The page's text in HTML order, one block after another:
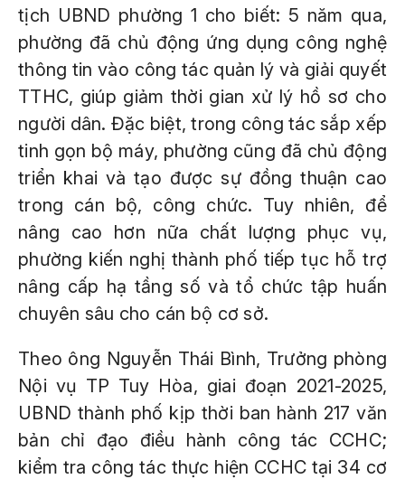
tịch UBND phường 1 cho biết: 5 năm qua,
phường đã chủ động ứng dụng công nghệ
thông tin vào công tác quản lý và giải quyết
TTHC, giúp giảm thời gian xử lý hồ sơ cho
người dân. Đặc biệt, trong công tác sắp xếp
tinh gọn bộ máy, phường cũng đã chủ động
triển khai và tạo được sự đồng thuận cao
trong cán bộ, công chức. Tuy nhiên, để
nâng cao hơn nữa chất lượng phục vụ,
phường kiến nghị thành phố tiếp tục hỗ trợ
nâng cấp hạ tầng số và tổ chức tập huấn
chuyên sâu cho cán bộ cơ sở.
Theo ông Nguyễn Thái Bình, Trưởng phòng
Nội vụ TP Tuy Hòa, giai đoạn 2021-2025,
UBND thành phố kịp thời ban hành 217 văn
bản chỉ đạo điều hành công tác CCHC;
kiểm tra công tác thực hiện CCHC tại 34 cơ